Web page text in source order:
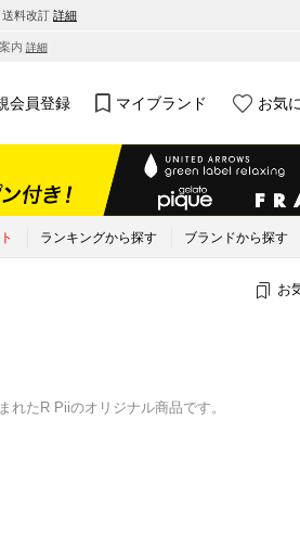
送料改訂 詳細
内 詳細
会員登録 マイブランド お気
ランキングから探す ブランドから探す
お
たR Piiのオリジナル商品です。